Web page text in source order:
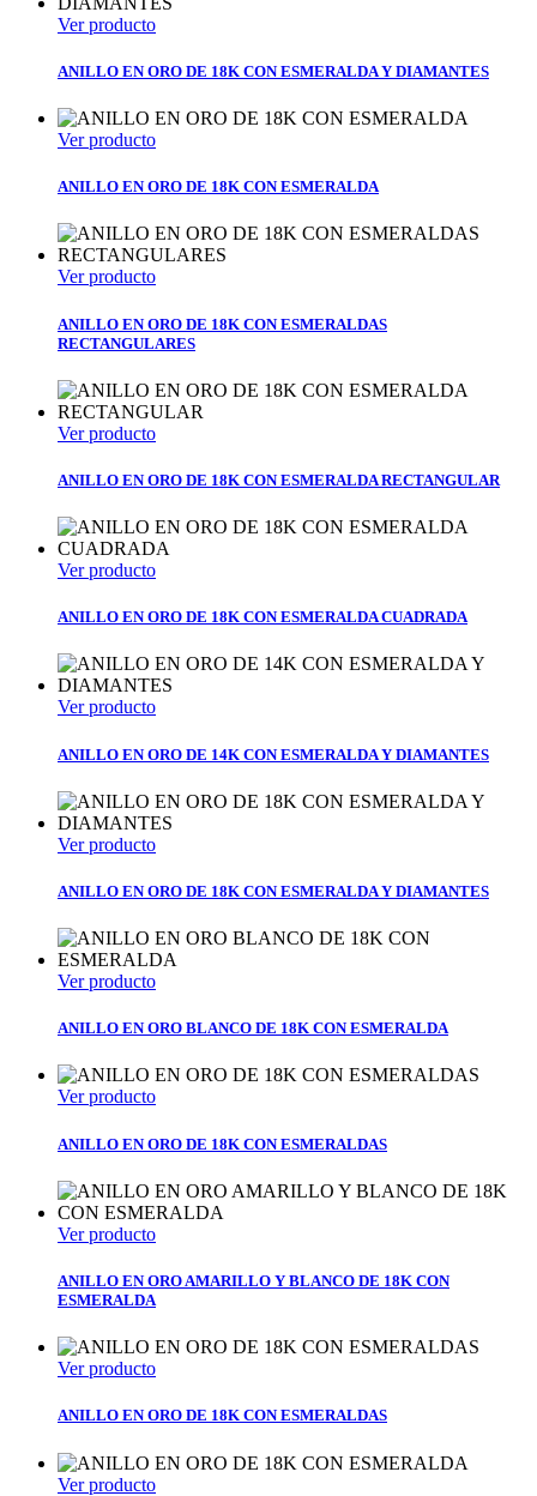
Ver producto
ANILLO EN ORO DE 18K CON ESMERALDA Y DIAMANTES
Ver producto
ANILLO EN ORO DE 18K CON ESMERALDA
Ver producto
ANILLO EN ORO DE 18K CON ESMERALDAS
RECTANGULARES
Ver producto
ANILLO EN ORO DE 18K CON ESMERALDA RECTANGULAR
Ver producto
ANILLO EN ORO DE 18K CON ESMERALDA CUADRADA
Ver producto
ANILLO EN ORO DE 14K CON ESMERALDA Y DIAMANTES
Ver producto
ANILLO EN ORO DE 18K CON ESMERALDA Y DIAMANTES
Ver producto
ANILLO EN ORO BLANCO DE 18K CON ESMERALDA
Ver producto
ANILLO EN ORO DE 18K CON ESMERALDAS
Ver producto
ANILLO EN ORO AMARILLO Y BLANCO DE 18K CON
ESMERALDA
Ver producto
ANILLO EN ORO DE 18K CON ESMERALDAS
Ver producto